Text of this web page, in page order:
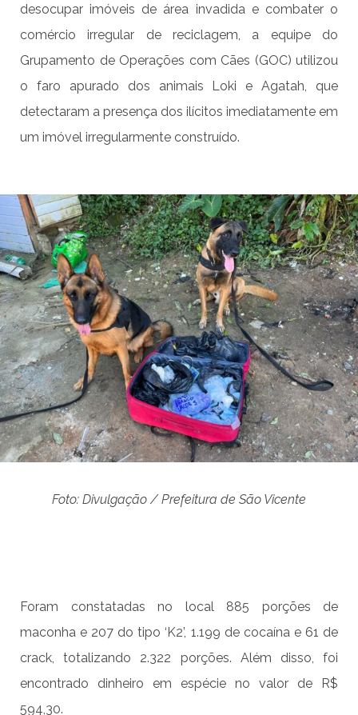
desocupar imóveis de área invadida e combater o
comércio irregular de reciclagem, a equipe do
Grupamento de Operações com Cães (GOC) utilizou
o faro apurado dos animais Loki e Agatah, que
detectaram a presença dos ilícitos imediatamente em
um imóvel irregularmente construído.
Foto: Divulgação / Prefeitura de São Vicente
Foram constatadas no local 885 porções de
maconha e 207 do tipo ‘K2’, 1.199 de cocaína e 61 de
crack, totalizando 2.322 porções. Além disso, foi
encontrado dinheiro em espécie no valor de R$
594,30.